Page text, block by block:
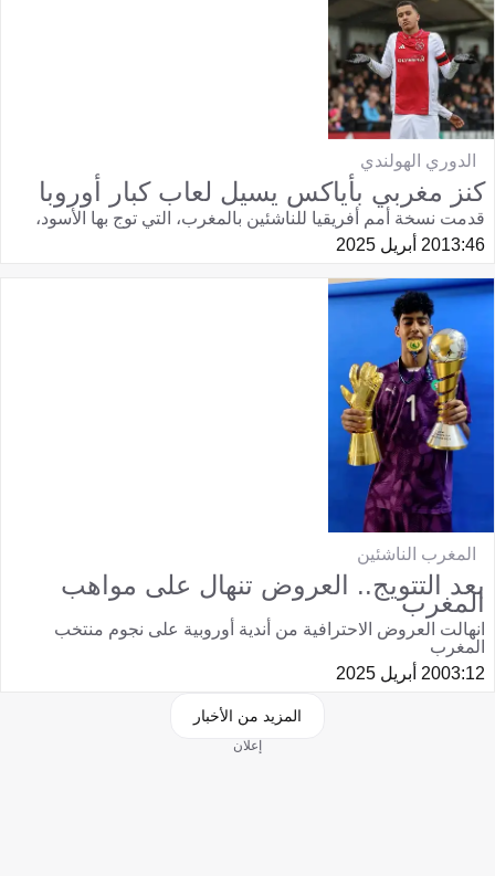
الدوري الهولندي
كنز مغربي بأياكس يسيل لعاب كبار أوروبا
قدمت نسخة أمم أفريقيا للناشئين بالمغرب، التي توج بها الأسود،
13:4620 أبريل 2025
المغرب الناشئين
بعد التتويج.. العروض تنهال على مواهب
المغرب
انهالت العروض الاحترافية من أندية أوروبية على نجوم منتخب
المغرب
03:1220 أبريل 2025
المزيد من الأخبار
إعلان